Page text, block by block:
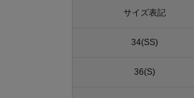
サイズ表記
34(SS)
36(S)